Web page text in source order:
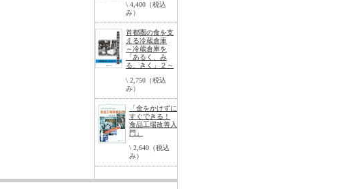
\ 4,400（税込
み）
首都圏の食を支
える冷蔵倉庫
～冷蔵倉庫を
「あるく、み
る、きく」２～
\ 2,750（税込
み）
「金をかけずに
すぐできる！
食品工場改善入
門」
\ 2,640（税込
み）